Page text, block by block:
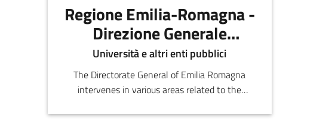
Regione Emilia-Romagna -
Direzione Generale
economia della
conoscenza, del lavoro e
dell'impresa
Università e altri enti pubblici
The Directorate General of Emilia Romagna
intervenes in various areas related to the
distribution, the evaluation of the effectiveness